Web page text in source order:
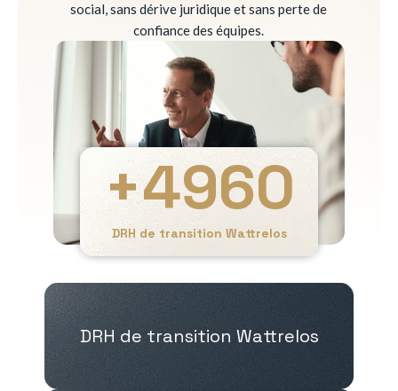
social, sans dérive juridique et sans perte de
confiance des équipes.
DRH de transition Wattrelos
+4960
DRH de transition Wattrelos